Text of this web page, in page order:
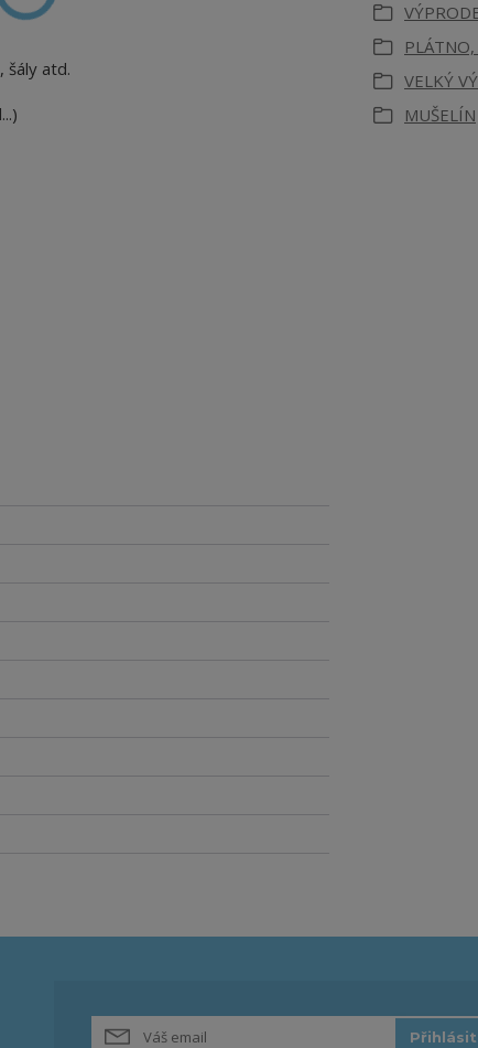
šály atd.
VELKÝ
MUŠELÍN